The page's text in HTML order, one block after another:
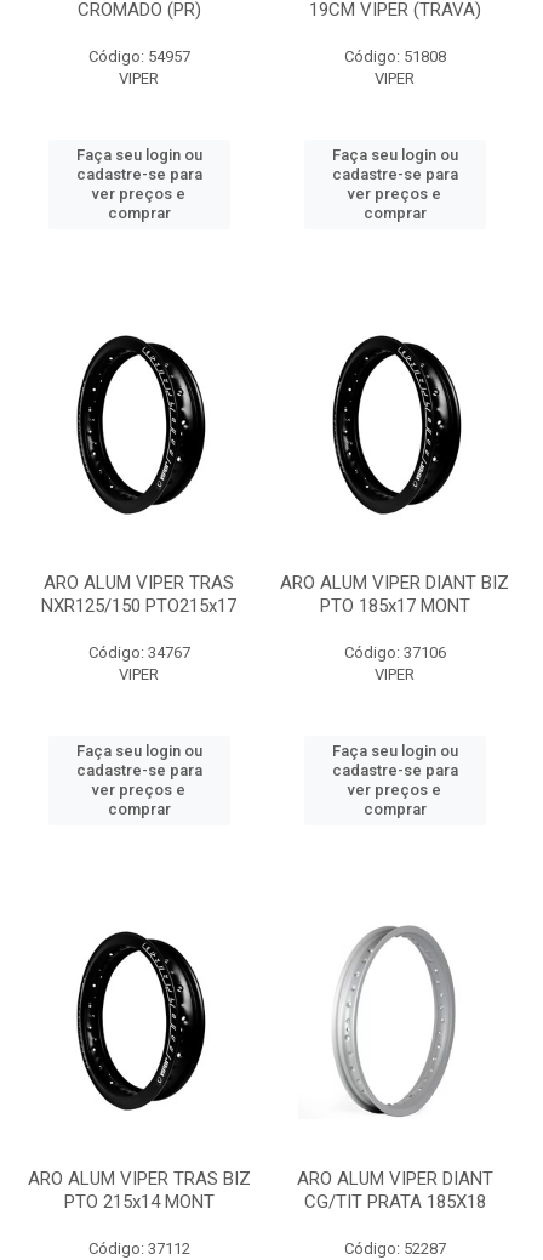
CROMADO (PR)
Código: 54957
VIPER
Faça seu login ou
cadastre-se para
ver preços e
comprar
19CM VIPER (TRAVA)
Código: 51808
VIPER
Faça seu login ou
cadastre-se para
ver preços e
comprar
ARO ALUM VIPER TRAS
NXR125/150 PTO215x17
Código: 34767
VIPER
Faça seu login ou
cadastre-se para
ver preços e
comprar
ARO ALUM VIPER DIANT BIZ
PTO 185x17 MONT
Código: 37106
VIPER
Faça seu login ou
cadastre-se para
ver preços e
comprar
ARO ALUM VIPER TRAS BIZ
PTO 215x14 MONT
Código: 37112
ARO ALUM VIPER DIANT
CG/TIT PRATA 185X18
Código: 52287